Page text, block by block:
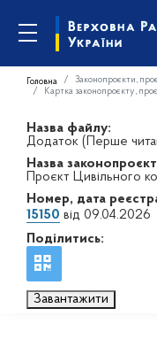
Головна Законопроєкти,
Картка законопроєкту,
Назва файлу:
Додаток (Перше
Назва
Проєкт Цивільного
Номер, дата
15150 від 09.04.2026
Поділитись:
Завантажити